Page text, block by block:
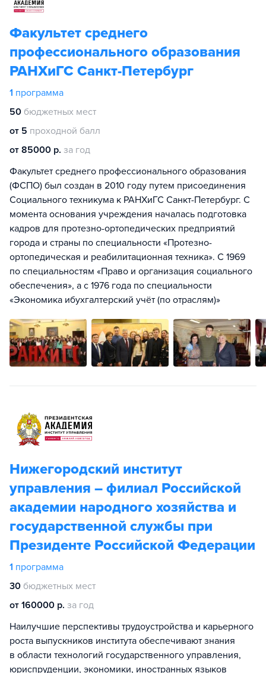
Факультет среднего
профессионального образования
РАНХиГС Санкт-Петербург
1 программа
50 бюджетных мест
от 5 проходной балл
от 85000 р. за год
Факультет среднего профессионального образования
(ФСПО) был создан в 2010 году путем присоединения
Социального техникума к РАНХиГС Санкт-Петербург. С
момента основания учреждения началась подготовка
кадров для протезно-ортопедических предприятий
города и страны по специальности «Протезно-
ортопедическая и реабилитационная техника». С 1969
по специальностям «Право и организация социального
обеспечения», а с 1976 года по специальности
«Экономика ибухгалтерский учёт (по отраслям)»
Нижегородский институт
управления – филиал Российской
академии народного хозяйства и
государственной службы при
Президенте Российской Федерации
1 программа
30 бюджетных мест
от 160000 р. за год
Наилучшие перспективы трудоустройства и карьерного
роста выпускников института обеспечивают знания
в области технологий государственного управления,
юриспруденции, экономики, иностранных языков